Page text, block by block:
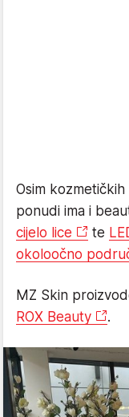
Osim
ponudi ima i
cijelo lice
te
okoloočno
MZ Skin
ROX Beauty
.